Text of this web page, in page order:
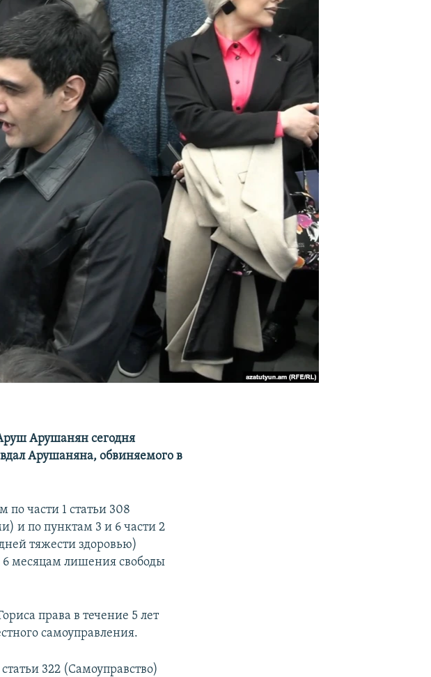
Арушанян сегодня
Арушаняна, обвиняемого в
части 1 статьи 308
и по пунктам 3 и 6 части 2
тяжести здоровью)
6 месяцам лишения свободы
права в течение 5 лет
самоуправления.
322 (Самоуправство)